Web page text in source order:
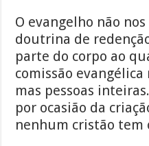
O evangelho não
doutrina de
parte do corpo ao
comissão
mas pessoas
por ocasião da
nenhum cristão tem